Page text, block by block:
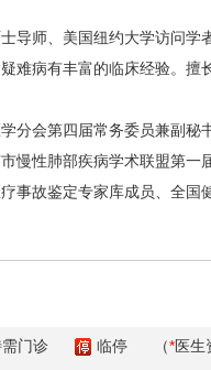
师、美国纽约大学访问学者
病有丰富的临床经验。擅
会第四届常务委员兼副秘
慢性肺部疾病学术联盟第
事故鉴定专家库成员、全
门诊 临停 （*医生